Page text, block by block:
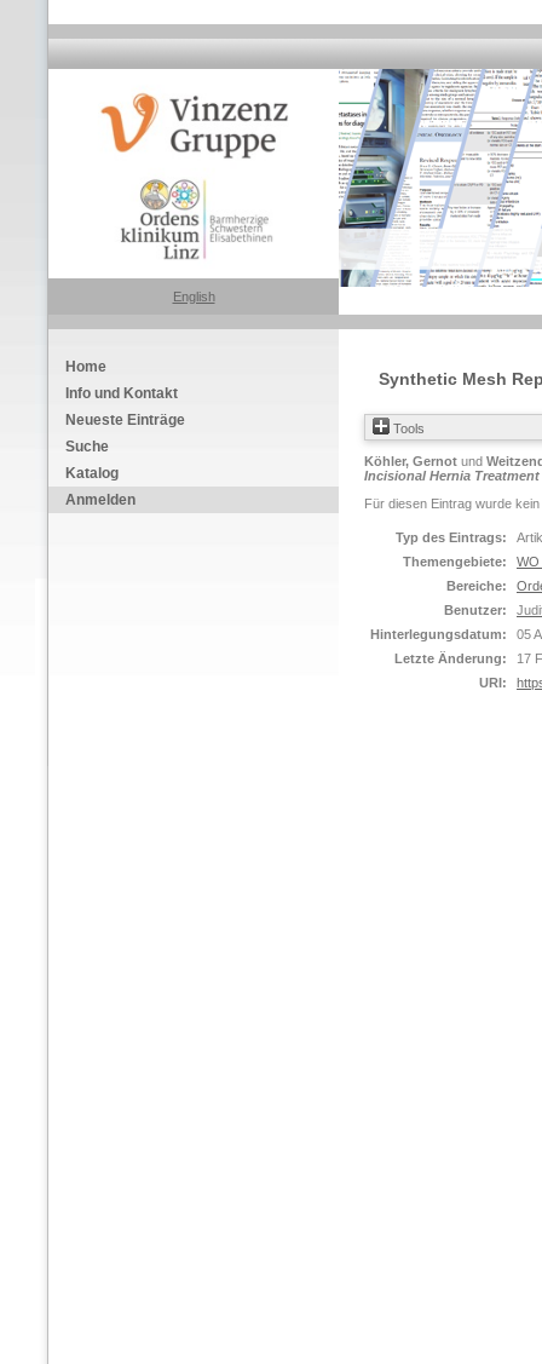
English
Home
Info und Kontakt
Neueste Einträge
Suche
Katalog
Anmelden
Synthetic Mesh
Tools
Köhler, Gernot und
Incisional Hernia
Für diesen Eintrag wurde
Typ des Eintrags:
Themengebiete:
WO
Bereiche:
Benutzer:
Hinterlegungsdatum:
05
Letzte Änderung:
17
URI: